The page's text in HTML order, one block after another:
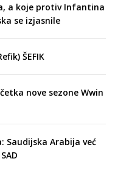
a koje protiv Infantina
se izjasnile
ŠEFIK
nove sezone Wwin
Saudijska Arabija već